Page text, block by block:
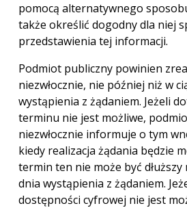
pomocą alternatywnego
także określić dogodny dla niej
przedstawienia tej informacji.
Podmiot publiczny powinien
niezwłocznie, nie później niż w
wystąpienia z żądaniem. Jeżeli
terminu nie jest możliwe,
niezwłocznie informuje o tym
kiedy realizacja żądania będzie
termin ten nie może być dłuższy
dnia wystąpienia z żądaniem.
dostępności cyfrowej nie jest